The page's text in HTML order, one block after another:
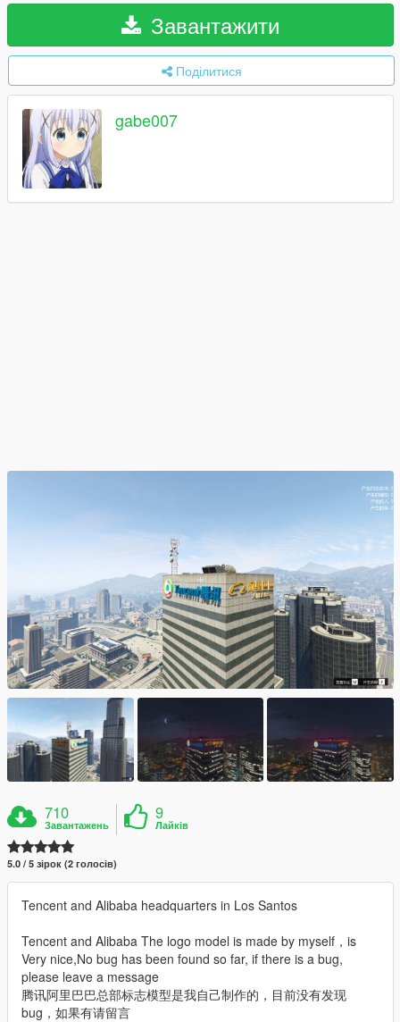
Завантажити
Поділитися
gabe007
710
Завантажень
9
Лайків
5.0 / 5 зірок (2 голосів)
Tencent and Alibaba headquarters in Los Santos
Tencent and Alibaba The logo model is made by myself，is
Very nice,No bug has been found so far, if there is a bug,
please leave a message
腾讯阿里巴巴总部标志模型是我自己制作的，目前没有发现
bug，如果有请留言